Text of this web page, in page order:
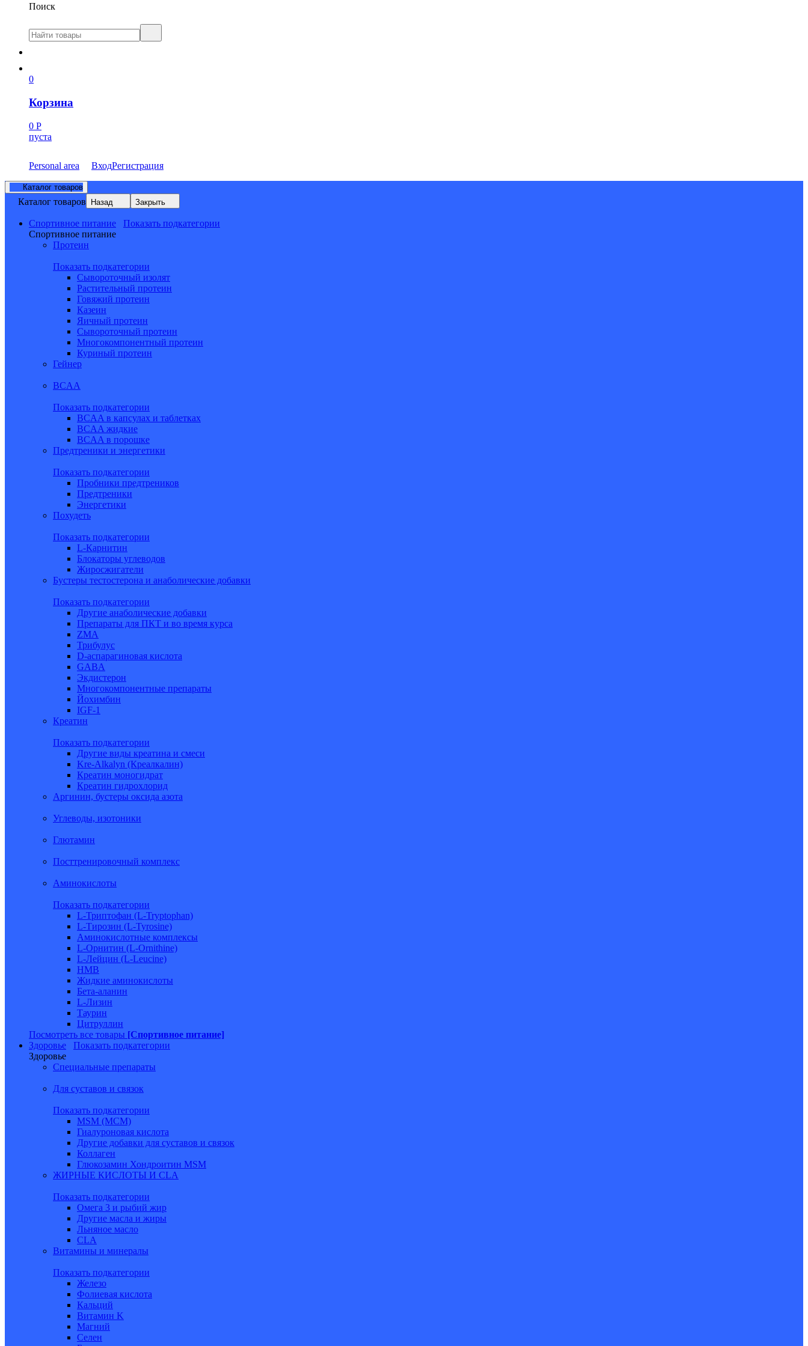
Поиск
0
Корзина
0 Р
пуста
Personal area ВходРегистрация
Каталог товаров
Каталог товаров Назад Закрыть
Спортивное питание
Показать подкатегории
Спортивное питание
Протеин
Показать подкатегории
Сывороточный изолят
Растительный протеин
Говяжий протеин
Казеин
Яичный протеин
Сывороточный протеин
Многокомпонентный протеин
Куриный протеин
Гейнер
BCAA
Показать подкатегории
BCAA в капсулах и таблетках
BCAA жидкие
BCAA в порошке
Предтреники и энергетики
Показать подкатегории
Пробники предтреников
Предтреники
Энергетики
Похудеть
Показать подкатегории
L-Карнитин
Блокаторы углеводов
Жиросжигатели
Бустеры тестостерона и анаболические добавки
Показать подкатегории
Другие анаболические добавки
Препараты для ПКТ и во время курса
ZMA
Трибулус
D-аспарагиновая кислота
GABA
Экдистерон
Многокомпонентные препараты
Йохимбин
IGF-1
Креатин
Показать подкатегории
Другие виды креатина и смеси
Kre-Alkalyn (Креалкалин)
Креатин моногидрат
Креатин гидрохлорид
Аргинин, бустеры оксида азота
Углеводы, изотоники
Глютамин
Посттренировочный комплекс
Аминокислоты
Показать подкатегории
L-Триптофан (L-Tryptophan)
L-Тирозин (L-Tyrosine)
Аминокислотные комплексы
L-Орнитин (L-Ornithine)
L-Лейцин (L-Leucine)
HMB
Жидкие аминокислоты
Бета-аланин
L-Лизин
Таурин
Цитруллин
Посмотреть все товары [Спортивное питание]
Здоровье
Показать подкатегории
Здоровье
Специальные препараты
Для суставов и связок
Показать подкатегории
MSM (МСМ)
Гиалуроновая кислота
Другие добавки для суставов и связок
Коллаген
Глюкозамин Хондроитин MSM
ЖИРНЫЕ КИСЛОТЫ И CLA
Показать подкатегории
Омега 3 и рыбий жир
Другие масла и жиры
Льняное масло
CLA
Витамины и минералы
Показать подкатегории
Железо
Фолиевая кислота
Кальций
Витамин K
Магний
Селен